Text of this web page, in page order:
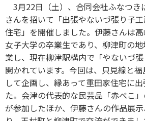
3月22日（土）、合同会社ふなつき
さんを招いて「出張やないづ張り
住宅」を開催しました。伊藤さんは
女子大学の卒業生であり、柳津町の
業し、現在柳津駅構内で「やないづ
開かれています。今回は、只見線と
して企画し、縁あって重田家住宅に
た。会津の代表的な民芸品「赤べこ
が参加したほか、伊藤さんの作品展